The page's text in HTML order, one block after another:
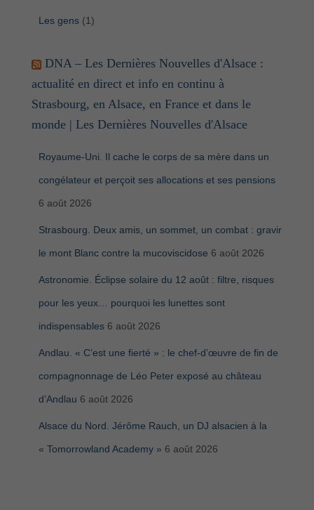
Les gens (1)
DNA – Les Dernières Nouvelles d'Alsace :
actualité en direct et info en continu à
Strasbourg, en Alsace, en France et dans le
monde | Les Dernières Nouvelles d'Alsace
Royaume-Uni. Il cache le corps de sa mère dans un
congélateur et perçoit ses allocations et ses pensions
6 août 2026
Strasbourg. Deux amis, un sommet, un combat : gravir
le mont Blanc contre la mucoviscidose 6 août 2026
Astronomie. Éclipse solaire du 12 août : filtre, risques
pour les yeux… pourquoi les lunettes sont
indispensables 6 août 2026
Andlau. « C’est une fierté » : le chef-d’œuvre de fin de
compagnonnage de Léo Peter exposé au château
d’Andlau 6 août 2026
Alsace du Nord. Jérôme Rauch, un DJ alsacien à la
« Tomorrowland Academy » 6 août 2026